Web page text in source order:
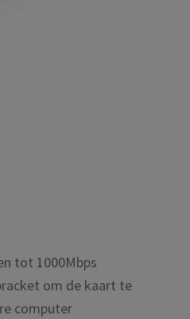
tot 1000Mbps
om de kaart te
computer